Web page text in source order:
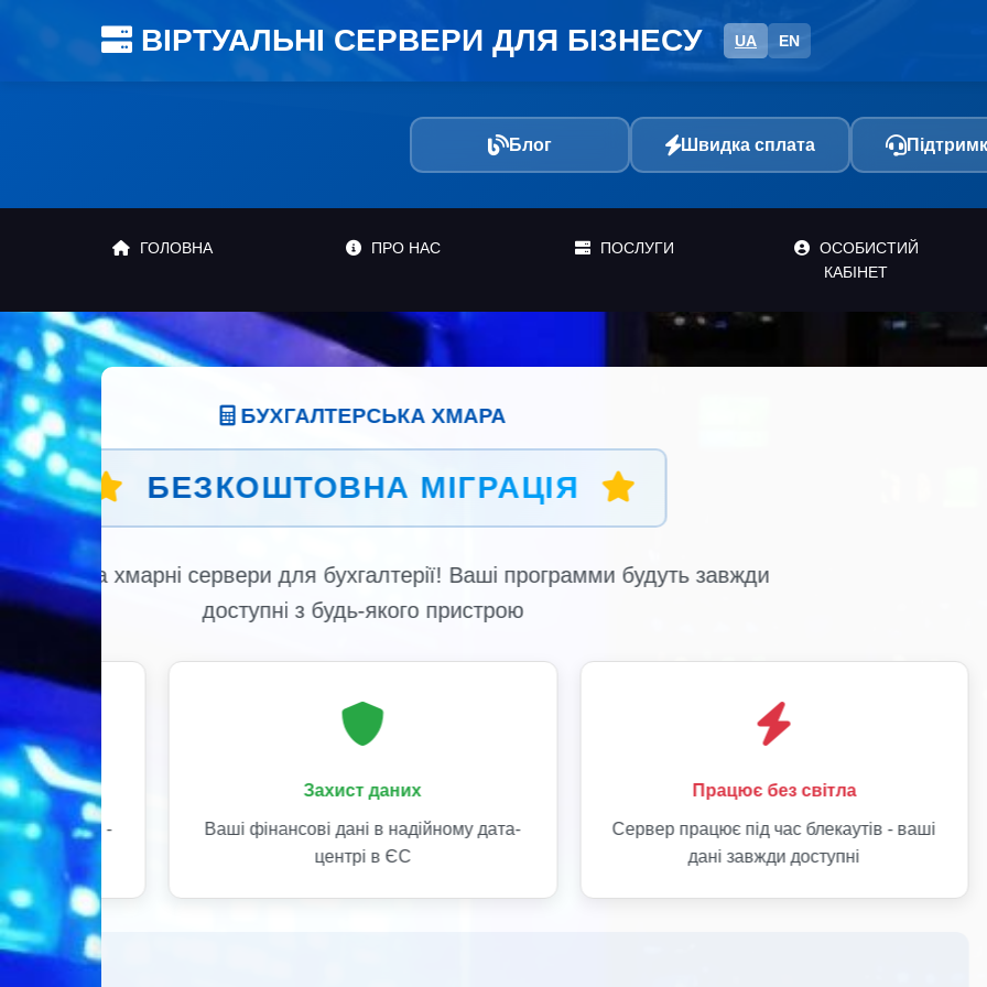
ВІРТУАЛЬНІ СЕРВЕРИ ДЛЯ БІЗНЕСУ UA EN
Блог Швидка сплата
ГОЛОВНА ПРО НАС ПОСЛУГИ
ОСОБИСТИЙ
КАБІНЕТ
Оберіть найзручніший для вас спосіб оплати. Миттєве
автоматична активація послуг!
WayForPay
Безпечна оплата картками
Visa/MasterCard з миттєвим
зарахуванням
Миттєво
LiqPay
Оплата через додаток ПриватБанку або
інтернет-банкінг
Для клієнтів ПриватБанку